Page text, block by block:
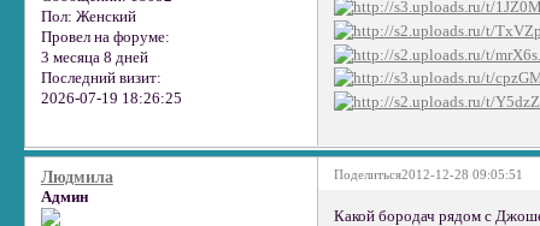
Пол: Женский
Провел на форуме:
3 месяца 8 дней
Последний визит:
2026-07-19 18:26:25
Поделиться2012-12-28 09:05:51
Людмила
Админ
Какой бородач рядом с